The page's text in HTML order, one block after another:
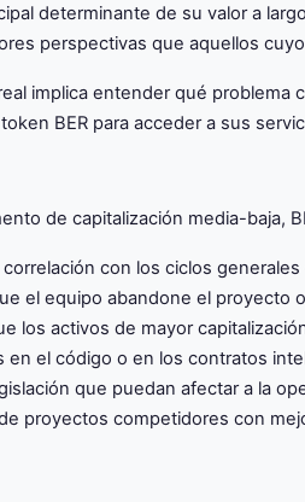
determinante de su valor a
perspectivas que aquellos
implica entender qué
BER para acceder a sus
de capitalización media-baja,
con los ciclos
el equipo abandone el proyecto
los activos de mayor
en el código o en los contratos
que puedan afectar a la
proyectos competidores con